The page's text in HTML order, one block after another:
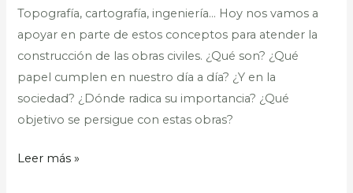
Topografía, cartografía, ingeniería… Hoy nos vamos a
apoyar en parte de estos conceptos para atender la
construcción de las obras civiles. ¿Qué son? ¿Qué
papel cumplen en nuestro día a día? ¿Y en la
sociedad? ¿Dónde radica su importancia? ¿Qué
objetivo se persigue con estas obras?
la
sociedad
Leer más »